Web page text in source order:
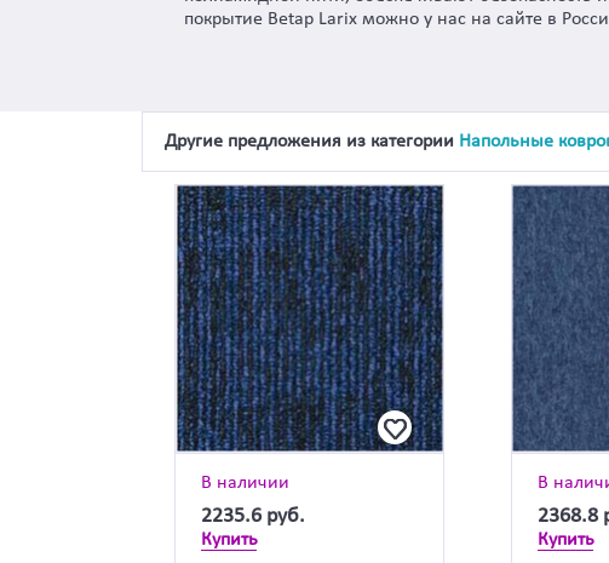
покрытие Betap Larix можно у нас на сайте в
Другие предложения из категории Напольные
В наличии
2235.6 руб.
Купить
В
2368.8
Купить